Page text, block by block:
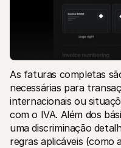
As faturas completas
necessárias para
internacionais ou
com o IVA. Além dos
uma discriminação
regras aplicáveis (como